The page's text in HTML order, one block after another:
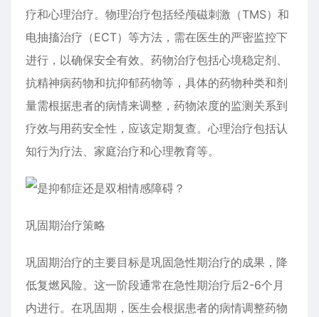
疗和心理治疗。物理治疗包括经颅磁刺激（TMS）和
电抽搐治疗（ECT）等方法，需在医生的严密监控下
进行，以确保安全有效。药物治疗包括心境稳定剂、
抗精神病药物和抗抑郁药物等，具体的药物种类和剂
量需根据患者的病情来调整，药物浓度的监测关系到
疗效与用药安全性，应该定期复查。心理治疗包括认
知行为疗法、家庭治疗和心理教育等。
巩固期治疗策略
巩固期治疗的主要目标是巩固急性期治疗的成果，降
低复燃风险。这一阶段通常在急性期治疗后2-6个月
内进行。在巩固期，医生会根据患者的病情调整药物